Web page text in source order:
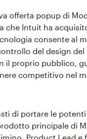
offerta popup di
che Intuit ha
consente al
del design
il proprio pubblico,
competitivo nel
di portare le
principale di